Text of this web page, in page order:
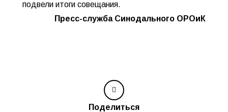
подвели итоги совещания.
Пресс-служба Синодального ОРОиК
Поделиться